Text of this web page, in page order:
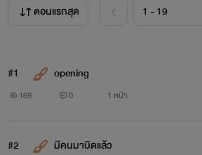
ตอนแรกสุด
#1 opening
169 0 1 หน้า
#2 มีคนมาบิดแล้ว